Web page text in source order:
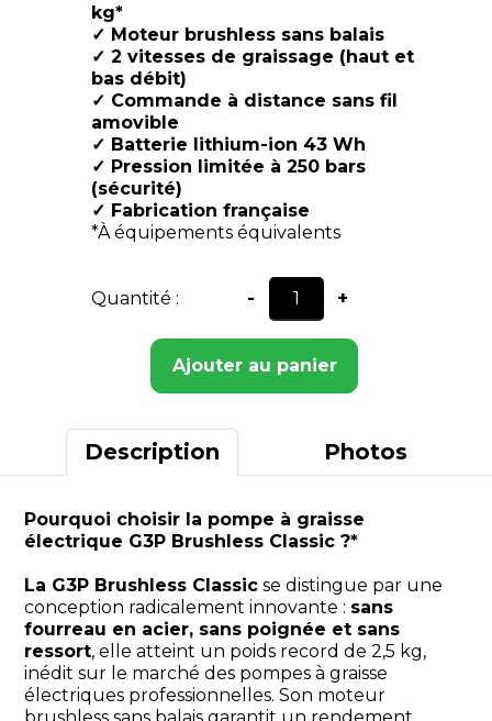
kg*
✓ Moteur brushless sans balais
✓ 2 vitesses de graissage (haut et
bas débit)
✓ Commande à distance sans fil
amovible
✓ Batterie lithium-ion 43 Wh
✓ Pression limitée à 250 bars
(sécurité)
✓ Fabrication française
*À équipements équivalents
Quantité : - +
Ajouter au panier
Description Photos
Pourquoi choisir la pompe à graisse
électrique G3P Brushless Classic ?*
La G3P Brushless Classic se distingue par une
conception radicalement innovante : sans
fourreau en acier, sans poignée et sans
ressort, elle atteint un poids record de 2,5 kg,
inédit sur le marché des pompes à graisse
électriques professionnelles. Son moteur
brushless sans balais garantit un rendement